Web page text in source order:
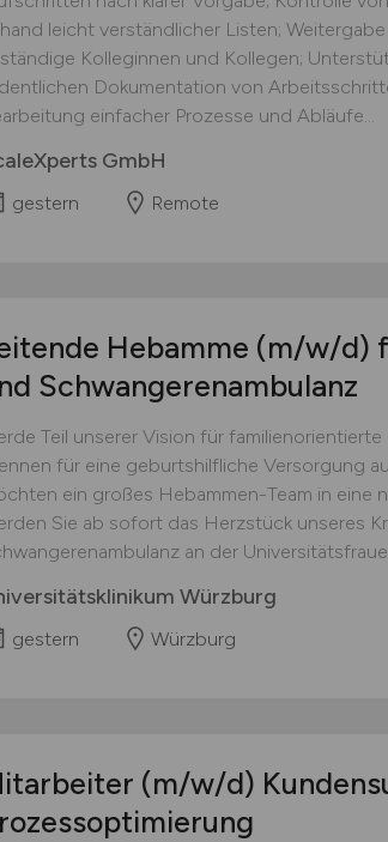
leicht verständlicher Listen;
Kolleginnen und Kollegen;
Dokumentation von
einfacher Prozesse und Abläufe...
GmbH
gestern Remote
Hebamme (m/w/d)
Schwangerenambulanz
Teil unserer Vision für
für eine geburts­hilfliche Versorgung
ein großes Hebammen-Team in eine
Sie ab sofort das Herzstück unseres
an der
Würzburg
gestern Würzburg
(m/w/d)